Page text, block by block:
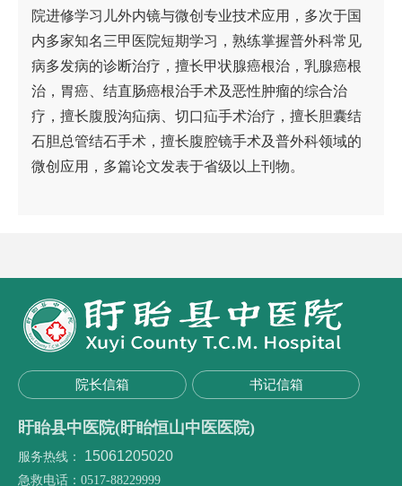
院进修学习儿外内镜与微创专业技术应用，多次于国
内多家知名三甲医院短期学习，熟练掌握普外科常见
病多发病的诊断治疗，擅长甲状腺癌根治，乳腺癌根
治，胃癌、结直肠癌根治手术及恶性肿瘤的综合治
疗，擅长腹股沟疝病、切口疝手术治疗，擅长胆囊结
石胆总管结石手术，擅长腹腔镜手术及普外科领域的
微创应用，多篇论文发表于省级以上刊物。
院长信箱 书记信箱
盱眙县中医院(盱眙恒山中医医院)
服务热线： 15061205020
急救电话：0517-88229999